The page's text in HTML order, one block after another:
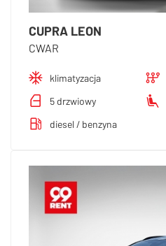
CUPRA LEON
CWAR
klimatyzacja
5 drzwiowy
diesel / benzyna